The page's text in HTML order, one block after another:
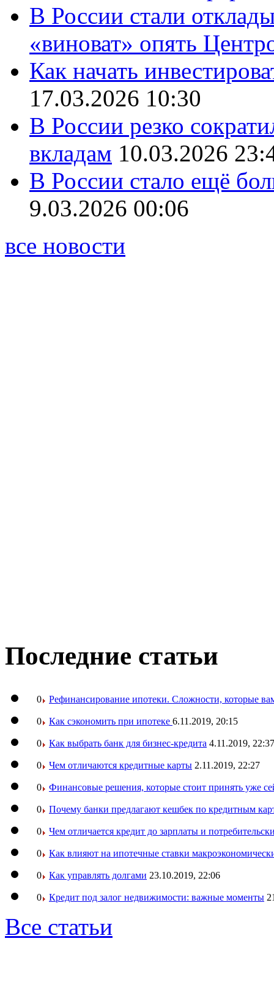
В России стали
«виноват» опять
Как начать
17.03.2026 10:30
В России резко
вкладам 10.03.2026
В России стало ещё
9.03.2026 00:06
все новости
Последние статьи
0 Рефинансирование ипотеки. Сложности, которые
0 Как сэкономить при ипотеке 6.11.2019, 20:15
0 Как выбрать банк для бизнес-кредита 4.11.2019, 22:37
0 Чем отличаются кредитные карты 2.11.2019, 22:27
0 Финансовые решения, которые стоит принять уже
0 Почему банки предлагают кешбек по кредитным
0 Чем отличается кредит до зарплаты и
0 Как влияют на ипотечные ставки
0 Как управлять долгами 23.10.2019, 22:06
0 Кредит под залог недвижимости: важные моменты
Все статьи